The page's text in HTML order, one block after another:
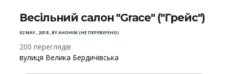
Весільний салон "Grace" ("Грейс")
02 MAY , 2018,BYАНОНІМ (НЕ ПЕРЕВІРЕНО)
200 переглядів
вулиця Велика Бердичівська